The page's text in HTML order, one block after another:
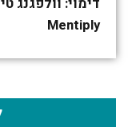
Mentiply